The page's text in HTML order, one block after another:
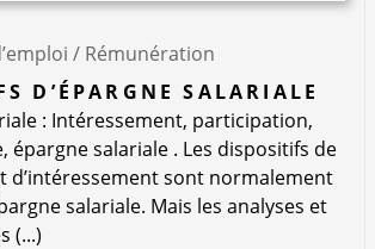
/ Rémunération
D’ÉPARGNE SALARIALE
: Intéressement, participation,
épargne salariale . Les dispositifs de
d’intéressement sont normalement
salariale. Mais les analyses et
(...)